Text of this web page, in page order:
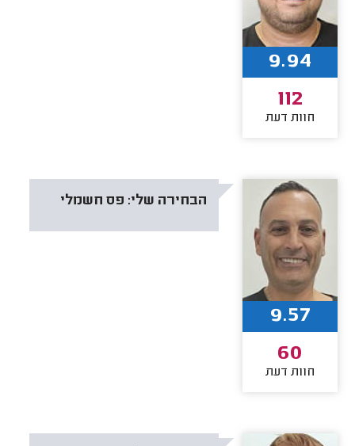
9.94
112
חוות דעת
הבחירה שלי: פס חשמלי
9.57
60
חוות דעת